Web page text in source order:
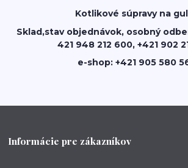
Kotlikové súpravy na
Sklad,stav objednávok, osobný
421 948 212 600, +421 902
e-shop: +421 905 580
Informácie pre zákazníkov